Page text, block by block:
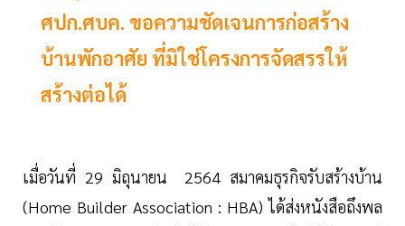
ศปก.ศบค. ขอความชัดเจนการก่อสร้าง
บ้านพักอาศัย ที่มิใช่โครงการจัดสรรให้
สร้างต่อได้
เมื่อวันที่ 29 มิถุนายน 2564 สมาคมธุรกิจรับสร้างบ้าน
(Home Builder Association : HBA) ได้ส่งหนังสือถึงพล